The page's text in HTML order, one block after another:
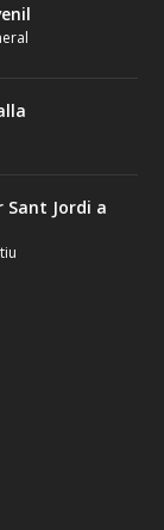
Sant Jordi a